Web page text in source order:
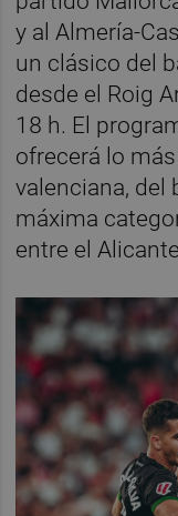
y al Almería-
un clásico del
desde el Roig
18 h. El
ofrecerá lo
valenciana, del
máxima
entre el